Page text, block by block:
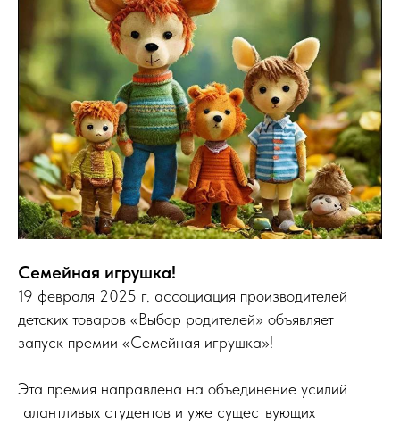
Семейная игрушка!
19 февраля 2025 г. ассоциация производителей
детских товаров «Выбор родителей» объявляет
запуск премии «Семейная игрушка»!
Эта премия направлена на объединение усилий
талантливых студентов и уже существующих